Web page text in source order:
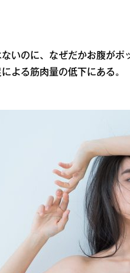
いのに、なぜだかお腹が
よる筋肉量の低下にある。